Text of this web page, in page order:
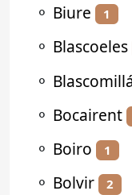
⚬ Biure 1
⚬ Blascoeles
⚬
⚬ Bocairent
⚬ Boiro 1
⚬ Bolvir 2